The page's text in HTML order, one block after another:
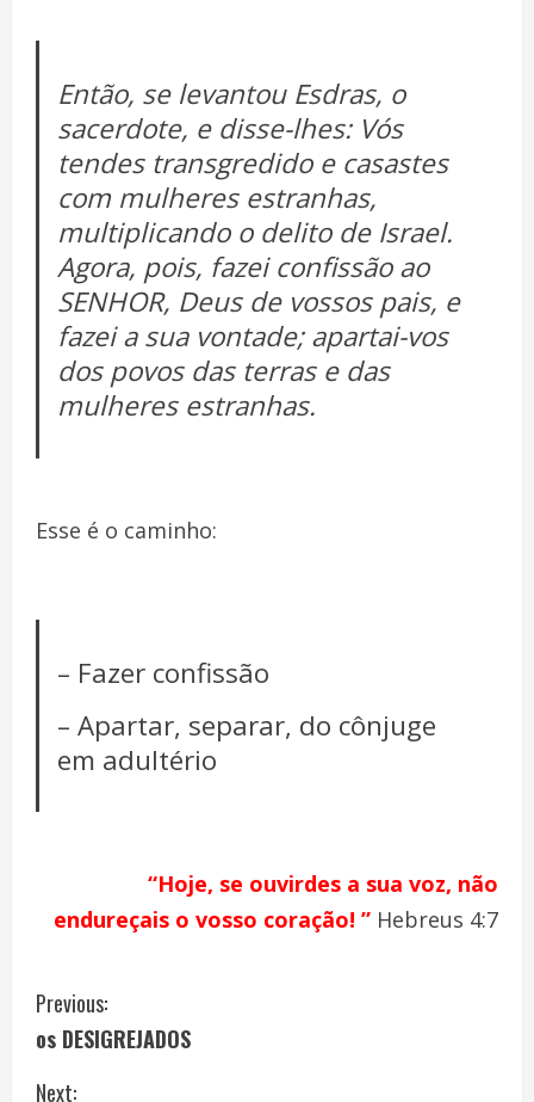
Então, se levantou Esdras, o
sacerdote, e disse-lhes: Vós
tendes transgredido e casastes
com mulheres estranhas,
multiplicando o delito de Israel.
Agora, pois, fazei confissão ao
SENHOR, Deus de vossos pais, e
fazei a sua vontade; apartai-vos
dos povos das terras e das
mulheres estranhas.
Esse é o caminho:
– Fazer confissão
– Apartar, separar, do cônjuge
em adultério
“Hoje, se ouvirdes a sua voz, não
endureçais o vosso coração! ” Hebreus 4:7
C
o
Previous:
os DESIGREJADOS
Next: